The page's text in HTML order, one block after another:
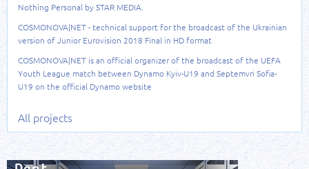
Nothing Personal by STAR MEDIA.
COSMONOVA|NET - technical support for the broadcast of the Ukrainian
version of Junior Eurovision 2018 Final in HD format
COSMONOVA|NET is an official organizer of the broadcast of the UEFA
Youth League match between Dynamo Kyiv-U19 and Septemvri Sofia-
U19 on the official Dynamo website
All projects